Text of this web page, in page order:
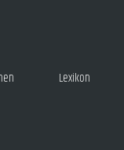
Lexikon